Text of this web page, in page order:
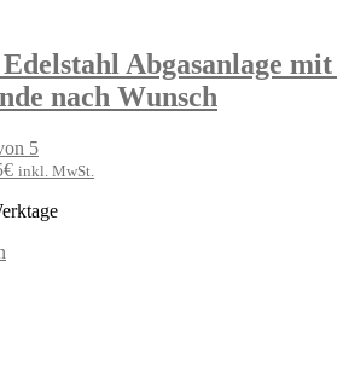
Abgasanlage
nach Wunsch
5
€ inkl. MwSt.